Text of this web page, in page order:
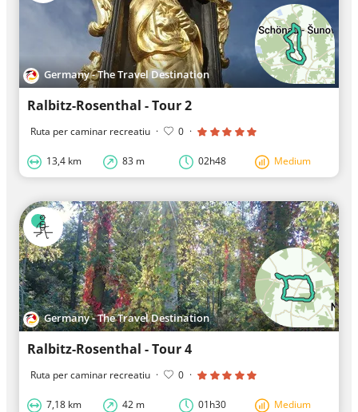
Germany - The Travel Destination
Ralbitz-Rosenthal - Tour 2
Ruta per caminar recreatiu · 0 ·
13,4 km 83 m 02h48 Medium
Germany - The Travel Destination
Ralbitz-Rosenthal - Tour 4
Ruta per caminar recreatiu · 0 ·
7,18 km 42 m 01h30 Medium